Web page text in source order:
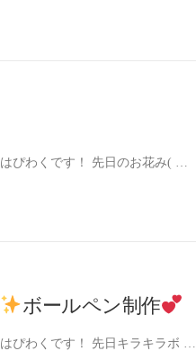
はぴわくです！ 先日のお花み( …
ボールペン制作
はぴわくです！ 先日キラキラボ …